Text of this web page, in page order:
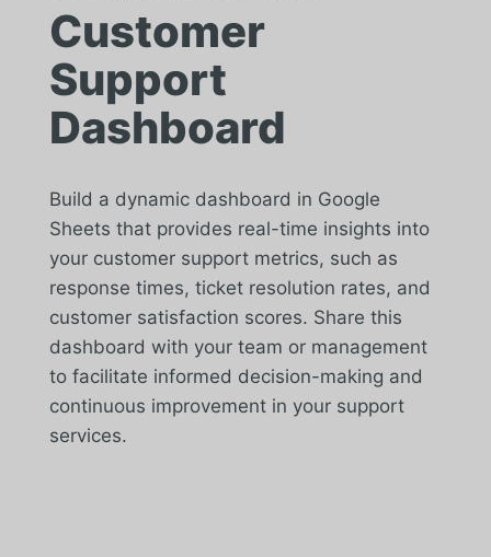
Customer
Support
Dashboard
Build a dynamic dashboard in Google
Sheets that provides real-time insights into
your customer support metrics, such as
response times, ticket resolution rates, and
customer satisfaction scores. Share this
dashboard with your team or management
to facilitate informed decision-making and
continuous improvement in your support
services.